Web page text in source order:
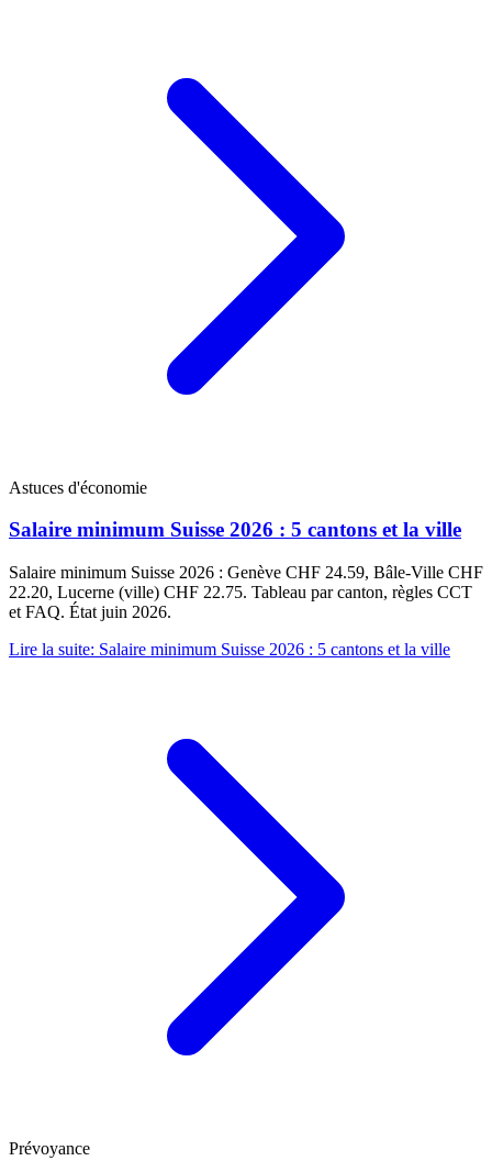
Astuces d'économie
Salaire minimum Suisse 2026 : 5 cantons et la ville
Salaire minimum Suisse 2026 : Genève CHF 24.59, Bâle-Ville CHF
22.20, Lucerne (ville) CHF 22.75. Tableau par canton, règles CCT
et FAQ. État juin 2026.
Lire la suite: Salaire minimum Suisse 2026 : 5 cantons et la ville
Prévoyance